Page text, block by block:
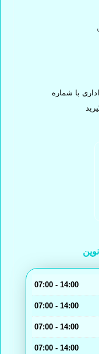
با شماره
14:00 - 07:00
14:00 - 07:00
14:00 - 07:00
14:00 - 07:00